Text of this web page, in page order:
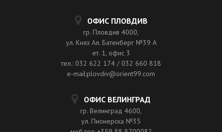
ОФИС ПЛОВДИВ
гр. Пловдив 4000,
ул. Княз Ал. Батенберг №39 A
ет. 1, офис 3
тел.: 032 622 174 / 032 660 818
e-mail:plovdiv@orient99.com
ОФИС ВЕЛИНГРАД
гр. Велинград 4600,
ул. Пионерска №35